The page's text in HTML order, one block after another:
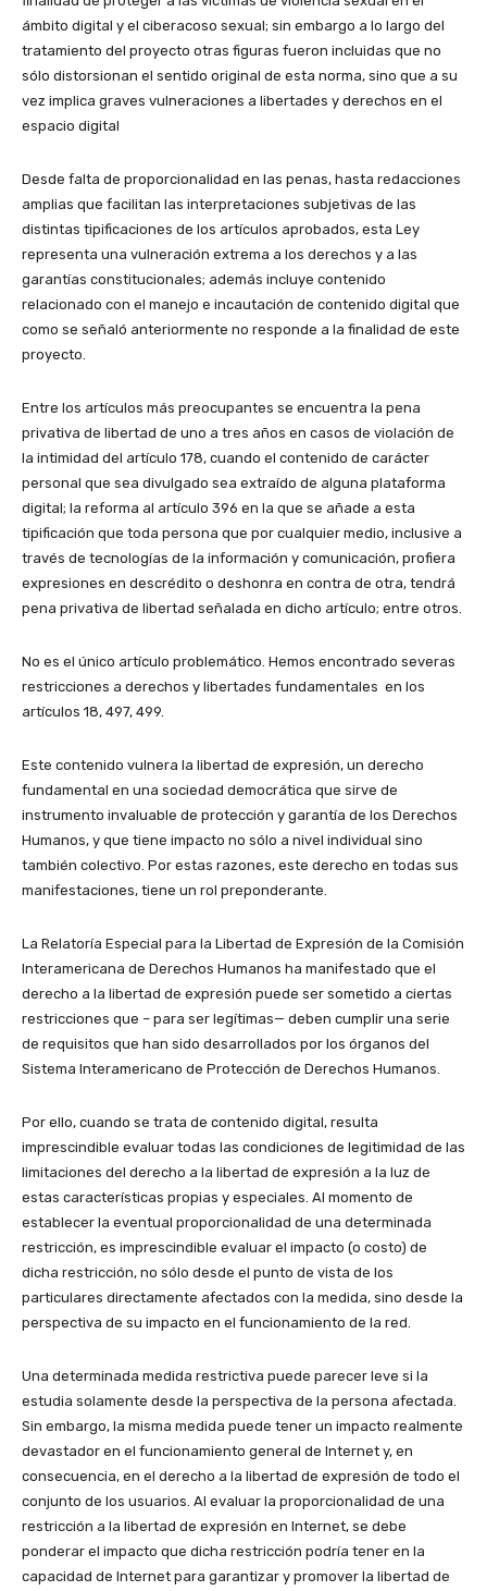
ámbito digital y el ciberacoso sexual; sin embargo a lo largo del
tratamiento del proyecto otras figuras fueron incluidas que no
sólo distorsionan el sentido original de esta norma, sino que a su
vez implica graves vulneraciones a libertades y derechos en el
espacio digital
Desde falta de proporcionalidad en las penas, hasta redacciones
amplias que facilitan las interpretaciones subjetivas de las
distintas tipificaciones de los artículos aprobados, esta Ley
representa una vulneración extrema a los derechos y a las
garantías constitucionales; además incluye contenido
relacionado con el manejo e incautación de contenido digital que
como se señaló anteriormente no responde a la finalidad de este
proyecto.
Entre los artículos más preocupantes se encuentra la pena
privativa de libertad de uno a tres años en casos de violación de
la intimidad del artículo 178, cuando el contenido de carácter
personal que sea divulgado sea extraído de alguna plataforma
digital; la reforma al artículo 396 en la que se añade a esta
tipificación que toda persona que por cualquier medio, inclusive a
través de tecnologías de la información y comunicación, profiera
expresiones en descrédito o deshonra en contra de otra, tendrá
pena privativa de libertad señalada en dicho artículo; entre otros.
No es el único artículo problemático. Hemos encontrado severas
restricciones a derechos y libertades fundamentales en los
artículos 18, 497, 499.
Este contenido vulnera la libertad de expresión, un derecho
fundamental en una sociedad democrática que sirve de
instrumento invaluable de protección y garantía de los Derechos
Humanos, y que tiene impacto no sólo a nivel individual sino
también colectivo. Por estas razones, este derecho en todas sus
manifestaciones, tiene un rol preponderante.
La Relatoría Especial para la Libertad de Expresión de la Comisión
Interamericana de Derechos Humanos ha manifestado que el
derecho a la libertad de expresión puede ser sometido a ciertas
restricciones que – para ser legítimas— deben cumplir una serie
de requisitos que han sido desarrollados por los órganos del
Sistema Interamericano de Protección de Derechos Humanos.
Por ello, cuando se trata de contenido digital, resulta
imprescindible evaluar todas las condiciones de legitimidad de las
limitaciones del derecho a la libertad de expresión a la luz de
estas características propias y especiales. Al momento de
establecer la eventual proporcionalidad de una determinada
restricción, es imprescindible evaluar el impacto (o costo) de
dicha restricción, no sólo desde el punto de vista de los
particulares directamente afectados con la medida, sino desde la
perspectiva de su impacto en el funcionamiento de la red.
Una determinada medida restrictiva puede parecer leve si la
estudia solamente desde la perspectiva de la persona afectada.
Sin embargo, la misma medida puede tener un impacto realmente
devastador en el funcionamiento general de Internet y, en
consecuencia, en el derecho a la libertad de expresión de todo el
conjunto de los usuarios. Al evaluar la proporcionalidad de una
restricción a la libertad de expresión en Internet, se debe
ponderar el impacto que dicha restricción podría tener en la
capacidad de Internet para garantizar y promover la libertad de